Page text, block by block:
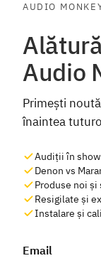
AUDIO
Audio
Primești
înaintea
Audiții în
Denon vs
Produse noi
Resigilate și
Instalare și
Email